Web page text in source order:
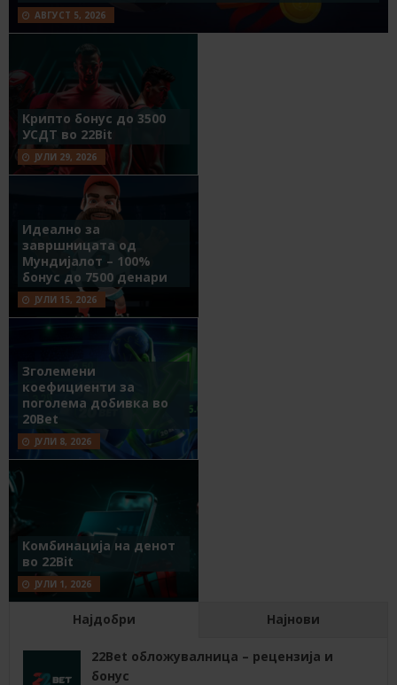
АВГУСТ 5, 2026
Крипто бонус до 3500
УСДТ во 22Bit
ЈУЛИ 29, 2026
Идеално за
завршницата од
Мундијалот – 100%
бонус до 7500 денари
ЈУЛИ 15, 2026
Зголемени
коефициенти за
поголема добивка во
20Bet
ЈУЛИ 8, 2026
Комбинација на денот
во 22Bit
ЈУЛИ 1, 2026
Најдобри Најнови
22Bet обложувалница – рецензија и
бонус